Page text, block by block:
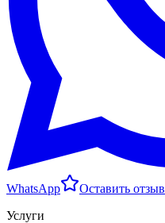
WhatsApp
Оставить отзыв
Услуги